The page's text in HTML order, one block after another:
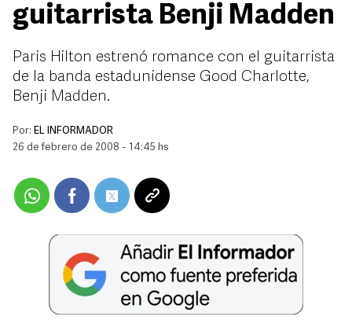
guitarrista Benji Madden
Paris Hilton estrenó romance con el guitarrista
de la banda estadunidense Good Charlotte,
Benji Madden.
Por: EL INFORMADOR
26 de febrero de 2008 - 14:45 hs